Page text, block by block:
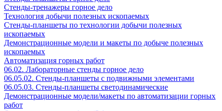
Стенды-тренажеры горное дело
Технология добычи полезных ископаемых
Стенды-планшеты по технологии добычи полезных
ископаемых
Демонстрационные модели и макеты по добыче полезных
ископаемых
Автоматизация горных работ
06.02. Лабораторные стенды горное дело
06.05.02. Стенды-планшеты с подвижными элементами
06.05.03. Стенды-планшеты светодинамические
Демонстрационные модели/макеты по автоматизации горных
работ